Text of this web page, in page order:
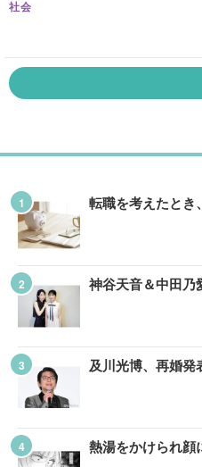
社会
転職を考えたとき
神谷天音＆中田乃
及川光博、再婚発
熱湯をかけられ顔